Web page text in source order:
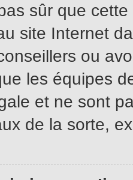
sûr que
site Internet
ou
les équipes
et ne sont
de la sorte,